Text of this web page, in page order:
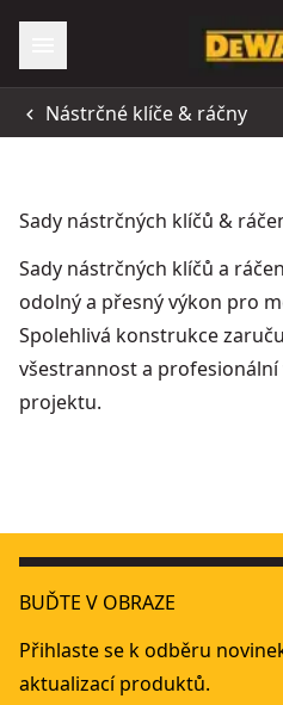
Nástrčné klíče & ráčny
Sady nástrčných klíčů &
Sady nástrčných klíčů a
odolný a přesný výkon pro
Spolehlivá konstrukce
všestrannost a
projektu.
Sada nástrojů pro mechaniky
22 Piece Full Metric 1/2" Socket
BUĎTE V OBRAZE
Přihlaste se k odběru
aktualizací produktů.